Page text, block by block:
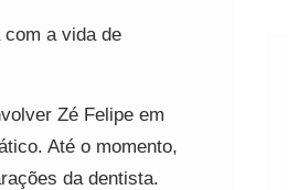
com a vida de
Zé Felipe em
Até o momento,
da dentista.